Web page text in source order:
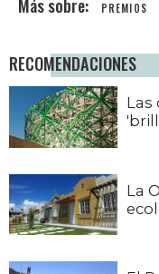
PREMIOS
RECOMENDACIONES
Las
La